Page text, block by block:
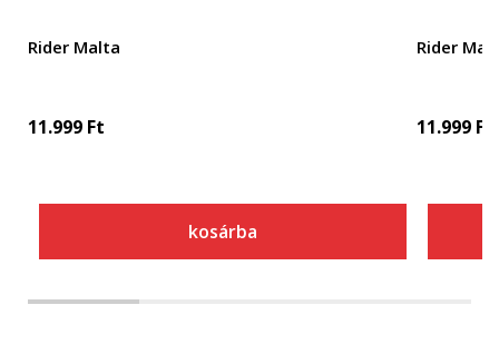
Rider Malta
11.999 Ft
kosárba
Rider
11.999 Ft